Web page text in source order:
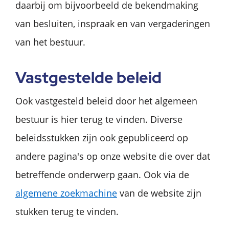
daarbij om bijvoorbeeld de bekendmaking
van besluiten, inspraak en van vergaderingen
van het bestuur.
Vastgestelde beleid
Ook vastgesteld beleid door het algemeen
bestuur is hier terug te vinden. Diverse
beleidsstukken zijn ook gepubliceerd op
andere pagina's op onze website die over dat
betreffende onderwerp gaan. Ook via de
algemene zoekmachine van de website zijn
stukken terug te vinden.